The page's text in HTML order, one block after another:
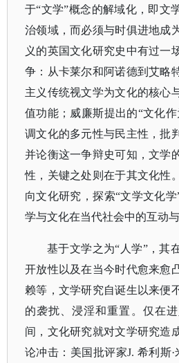
于“文学”概念的解域化，即文
治领域，而必须与时俱进地成
义的英国文化研究史中有过一
争：从卡莱尔和阿诺德到艾略
主义传统视文学为文化的核心
值功能；威廉斯提出的“文化
调文化的多元性与民主性，批
并论衡这一争辩史可知，文学
性，关键之处则在于其文化性
向文化研究，探索“文学文化
学与文化在当代社会中的互动与
基于文学之为“人学”，其
开放性以及在当今时代愈来愈
赖等，文学研究自诞生以来便
的袭扰、浸淫和重置。仅在
间，文化研究就对文学研究造
论冲击：美国批评家J. 希利斯·